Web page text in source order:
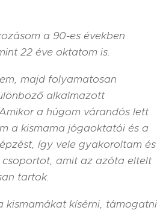
a 90-es években
22 éve oktatom is.
majd folyamatosan
alkalmazott
a húgom várandós lett
a kismama jógaoktatói és a
így vele gyakoroltam és
amit az azóta eltelt
tartok.
kismamákat kísérni, támogatni